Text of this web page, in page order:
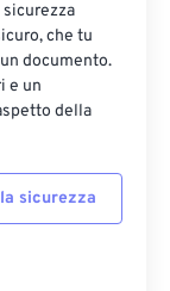
che tu
documento.
e un
della
sicurezza